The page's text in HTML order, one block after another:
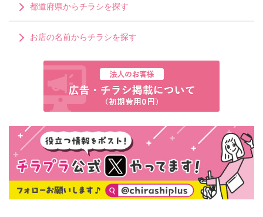
都道府県からチラシを探す
お店の名前からチラシを探す